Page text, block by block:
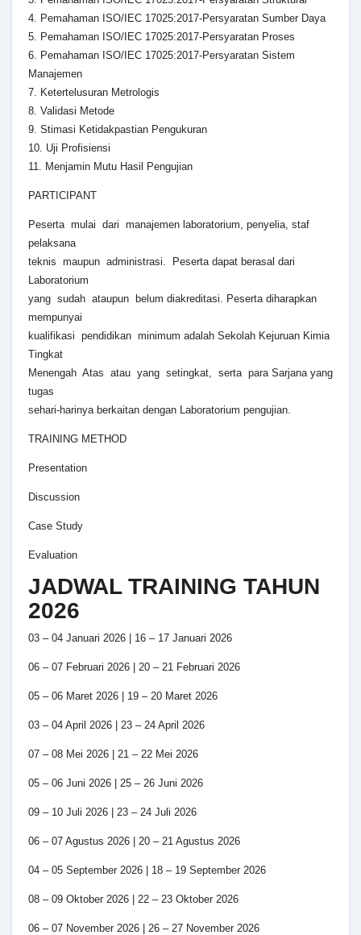
4. Pemahaman ISO/IEC 17025:2017-Persyaratan Sumber Daya
5. Pemahaman ISO/IEC 17025:2017-Persyaratan Proses
6. Pemahaman ISO/IEC 17025:2017-Persyaratan Sistem
Manajemen
7. Ketertelusuran Metrologis
8. Validasi Metode
9. Stimasi Ketidakpastian Pengukuran
10. Uji Profisiensi
11. Menjamin Mutu Hasil Pengujian
PARTICIPANT
Peserta mulai dari manajemen laboratorium, penyelia, staf
pelaksana
teknis maupun administrasi. Peserta dapat berasal dari
Laboratorium
yang sudah ataupun belum diakreditasi. Peserta diharapkan
mempunyai
kualifikasi pendidikan minimum adalah Sekolah Kejuruan Kimia
Tingkat
Menengah Atas atau yang setingkat, serta para Sarjana yang
tugas
sehari-harinya berkaitan dengan Laboratorium pengujian.
TRAINING METHOD
Presentation
Discussion
Case Study
Evaluation
JADWAL TRAINING TAHUN
2026
03 – 04 Januari 2026 | 16 – 17 Januari 2026
06 – 07 Februari 2026 | 20 – 21 Februari 2026
05 – 06 Maret 2026 | 19 – 20 Maret 2026
03 – 04 April 2026 | 23 – 24 April 2026
07 – 08 Mei 2026 | 21 – 22 Mei 2026
05 – 06 Juni 2026 | 25 – 26 Juni 2026
09 – 10 Juli 2026 | 23 – 24 Juli 2026
06 – 07 Agustus 2026 | 20 – 21 Agustus 2026
04 – 05 September 2026 | 18 – 19 September 2026
08 – 09 Oktober 2026 | 22 – 23 Oktober 2026
06 – 07 November 2026 | 26 – 27 November 2026